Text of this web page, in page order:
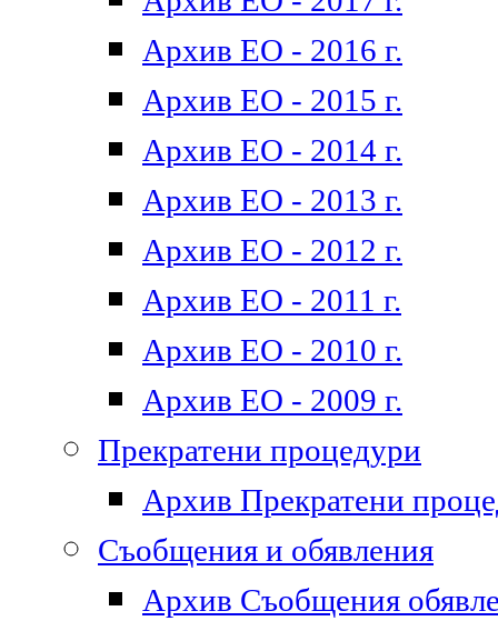
Архив ЕО - 2016 г.
Архив ЕО - 2015 г.
Архив ЕО - 2014 г.
Архив ЕО - 2013 г.
Архив ЕО - 2012 г.
Архив ЕО - 2011 г.
Архив ЕО - 2010 г.
Архив ЕО - 2009 г.
Прекратени процедури
Архив Прекратени
Съобщения и обявления
Архив Съобщения